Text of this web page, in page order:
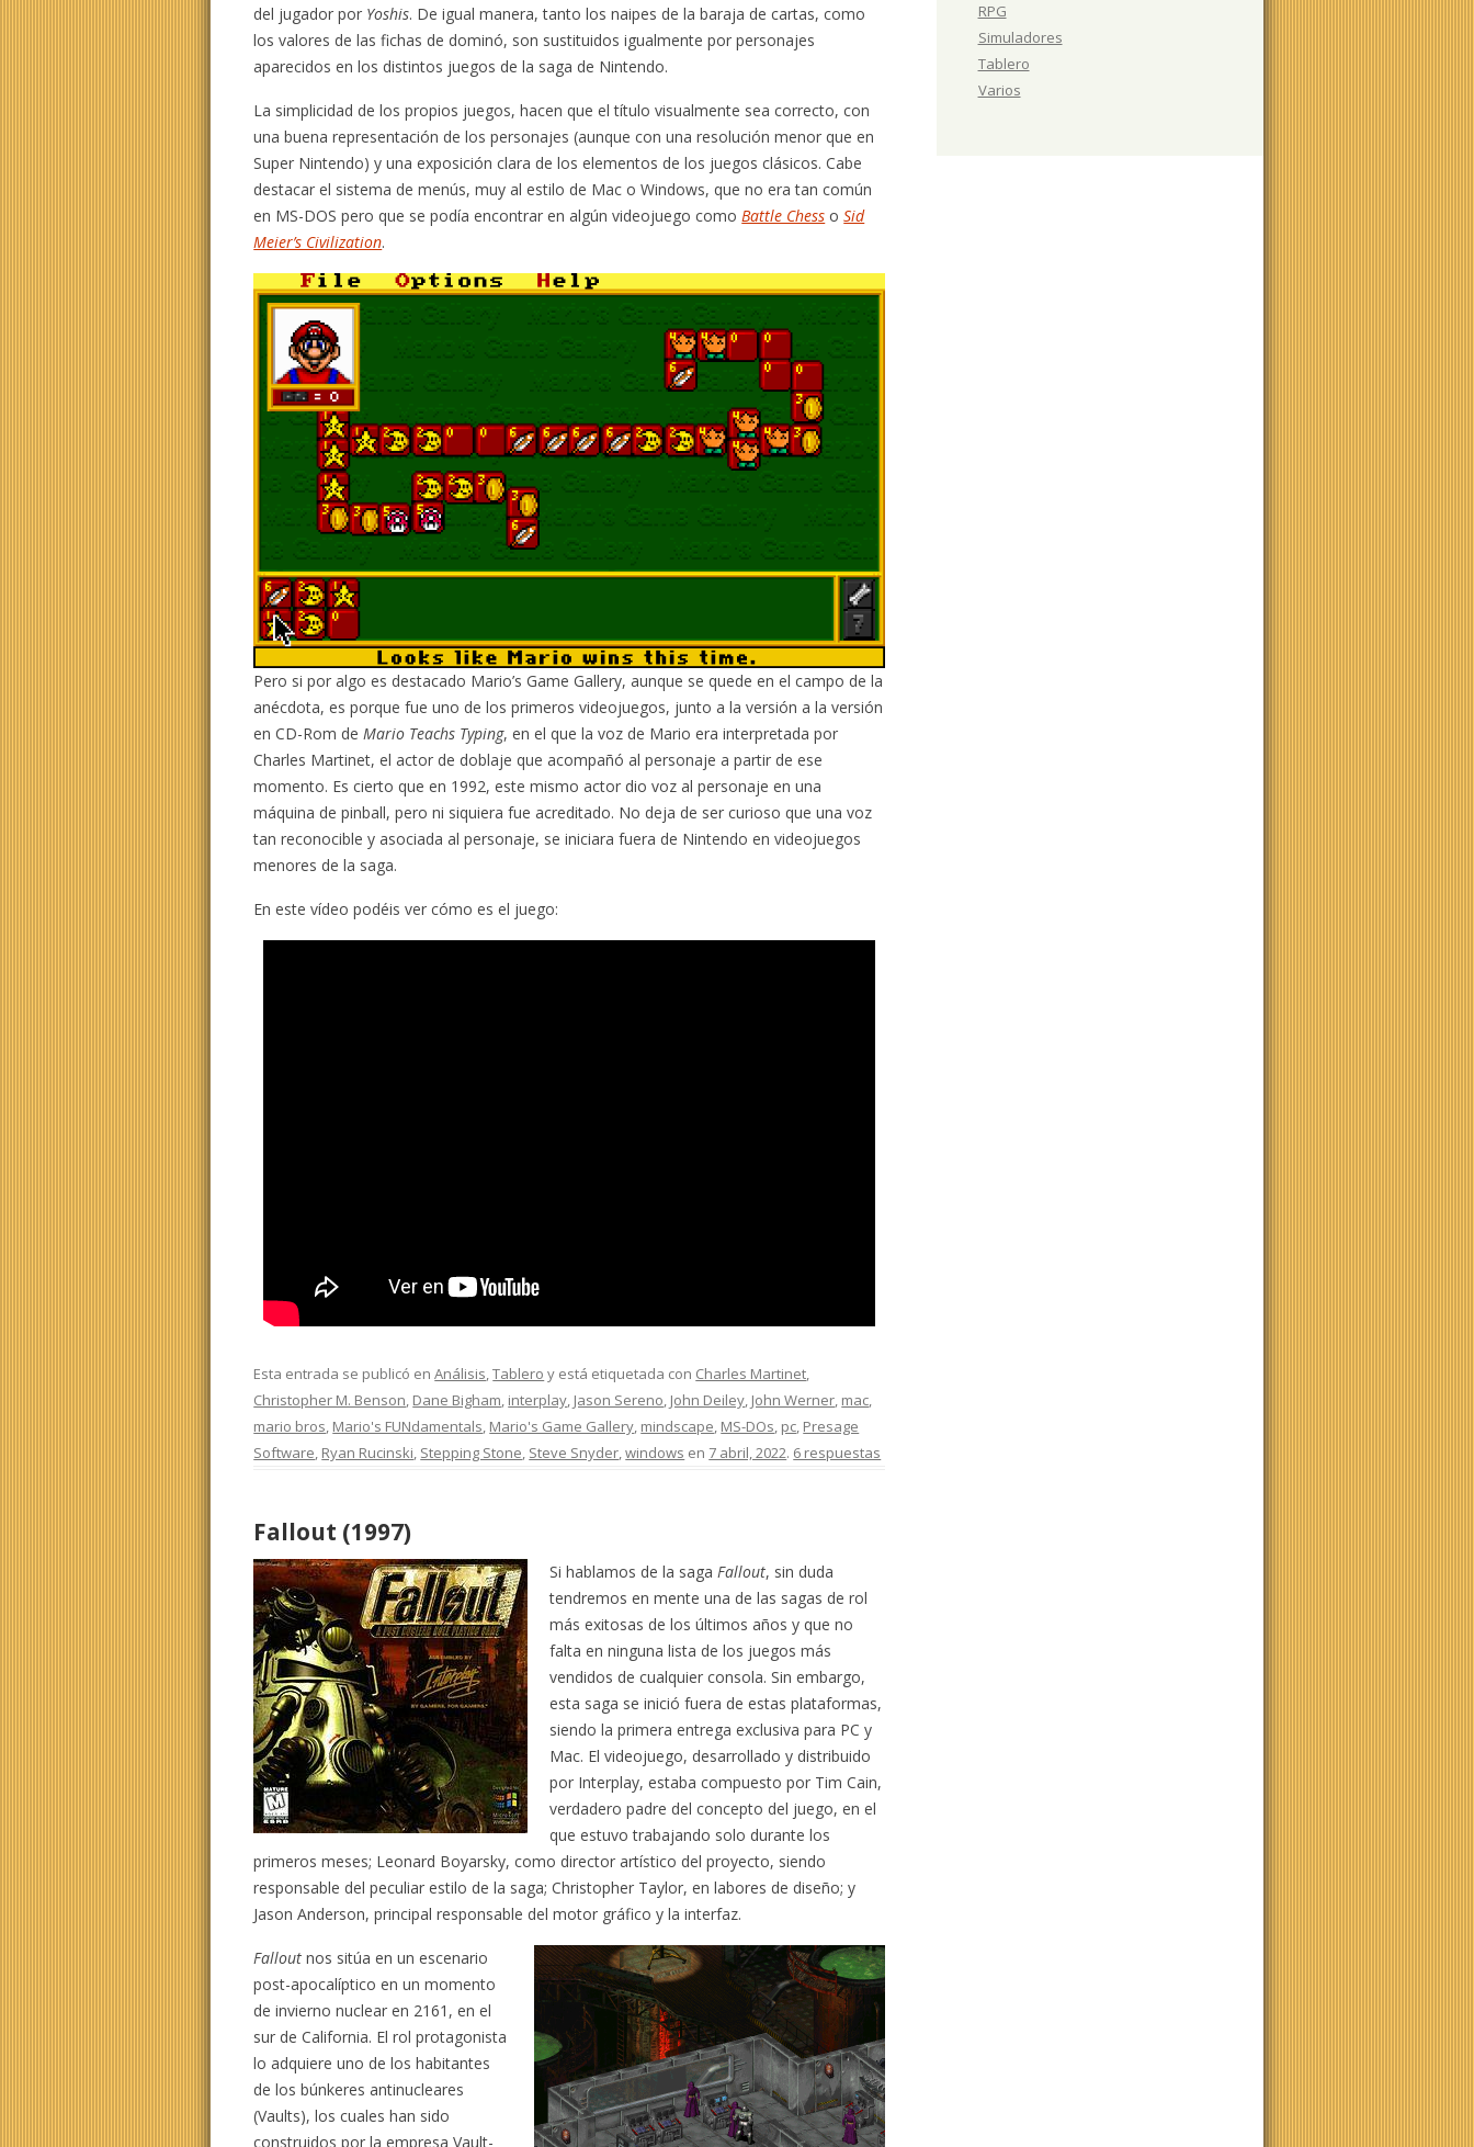
del jugador por Yoshis. De igual manera, tanto los naipes de la baraja de cartas, como
los valores de las fichas de dominó, son sustituidos igualmente por personajes
aparecidos en los distintos juegos de la saga de Nintendo.
La simplicidad de los propios juegos, hacen que el título visualmente sea correcto, con
una buena representación de los personajes (aunque con una resolución menor que en
Super Nintendo) y una exposición clara de los elementos de los juegos clásicos. Cabe
destacar el sistema de menús, muy al estilo de Mac o Windows, que no era tan común
en MS-DOS pero que se podía encontrar en algún videojuego comoBattle Chess oSid
Meier’s Civilization.
Pero si por algo es destacado Mario’s Game Gallery, aunque se quede en el campo de la
anécdota, es porque fue uno de los primeros videojuegos, junto a la versión a la versión
en CD-Rom deMario Teachs Typing, en el que la voz de Mario era interpretada por
Charles Martinet, el actor de doblaje que acompañó al personaje a partir de ese
momento. Es cierto que en 1992, este mismo actor dio voz al personaje en una
máquina de pinball, pero ni siquiera fue acreditado. No deja de ser curioso que una voz
tan reconocible y asociada al personaje, se iniciara fuera de Nintendo en videojuegos
menores de la saga.
En este vídeo podéis ver cómo es el juego:
Esta entrada se publicó enAnálisis,Tablero y está etiquetada con Charles Martinet,
Christopher M. Benson, Dane Bigham, interplay, Jason Sereno, John Deiley, John Werner, mac,
mario bros, Mario's FUNdamentals, Mario's Game Gallery, mindscape, MS-DOs, pc, Presage
Software, Ryan Rucinski, Stepping Stone, Steve Snyder,windows en 7 abril, 2022. 6 respuestas
Fallout (1997)
Si hablamos de la saga Fallout, sin duda
tendremos en mente una de las sagas de rol
más exitosas de los últimos años y que no
falta en ninguna lista de los juegos más
vendidos de cualquier consola. Sin embargo,
esta saga se inició fuera de estas plataformas,
siendo la primera entrega exclusiva para PC y
Mac. El videojuego, desarrollado y distribuido
por Interplay, estaba compuesto por Tim Cain,
verdadero padre del concepto del juego, en el
que estuvo trabajando solo durante los
primeros meses; Leonard Boyarsky, como director artístico del proyecto, siendo
responsable del peculiar estilo de la saga; Christopher Taylor, en labores de diseño; y
Jason Anderson, principal responsable del motor gráfico y la interfaz.
Fallout nos sitúa en un escenario
post-apocalíptico en un momento
de invierno nuclear en 2161, en el
sur de California. El rol protagonista
lo adquiere uno de los habitantes
de los búnkeres antinucleares
(Vaults), los cuales han sido
construidos por la empresa Vault-
RPG
Simuladores
Tablero
Varios